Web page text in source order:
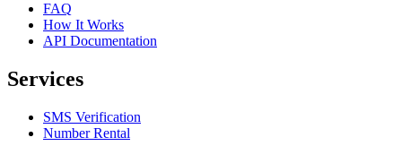
FAQ
How It Works
API Documentation
Services
SMS Verification
Number Rental